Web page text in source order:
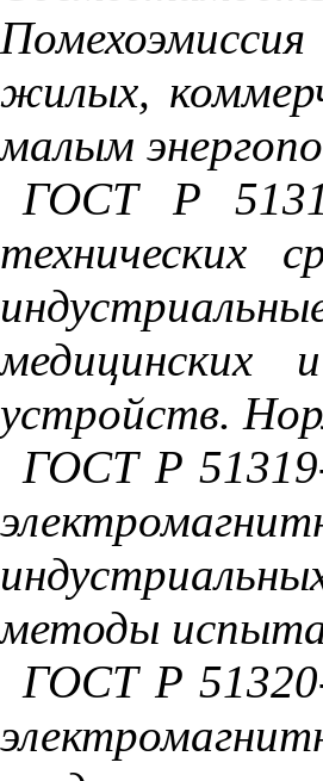
жилых,
малым
ГОСТ Р
технических
устройств.
ГОСТ Р
методы
ГОСТ Р